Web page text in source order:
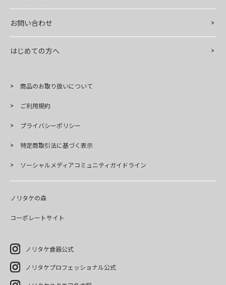
お問い合わせ
はじめての方へ
商品のお取り扱いについて
ご利用規約
プライバシーポリシー
特定商取引法に基づく表示
ソーシャルメディアコミュニティガイドライン
ノリタケの森
コーポレートサイト
ノリタケ食器公式
ノリタケプロフェッショナル公式